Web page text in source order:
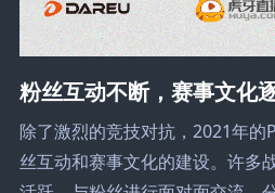
粉丝互动不断，赛事文化
除了激烈的竞技对抗，2021年的
丝互动和赛事文化的建设。许多